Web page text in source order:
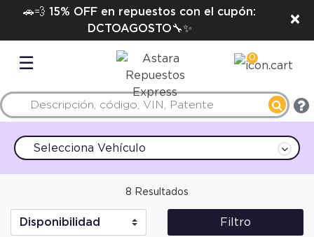
🚗💨 15% OFF en repuestos con el cupón:
DCTOAGOSTO🔧✨
×
☰ 0
Selecciona Vehículo
8 Resultados
Filtro